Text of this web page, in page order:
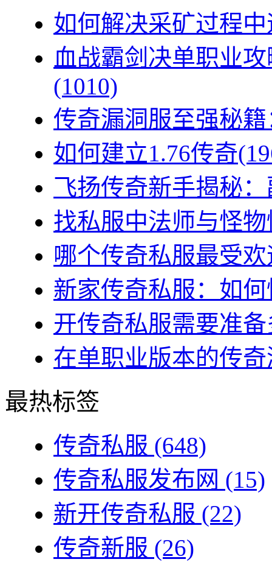
如何解决采矿过程
血战霸剑决单职业
(1010)
传奇漏洞服至强秘
如何建立1.76传奇
飞扬传奇新手揭秘
找私服中法师与怪
哪个传奇私服最受
新家传奇私服：如
开传奇私服需要准
在单职业版本的传
最热标签
传奇私服 (648)
传奇私服发布网 (15)
新开传奇私服 (22)
传奇新服 (26)